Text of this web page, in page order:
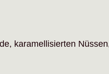
karamellisierten